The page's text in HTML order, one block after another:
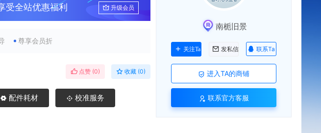
受全站优惠福利 升级会员
尊享会员折
点赞 (0) 收藏 (0)
配件耗材
校准服务
南栀旧景
关注Ta 发私信 联系Ta
进入TA的商铺
联系官方客服